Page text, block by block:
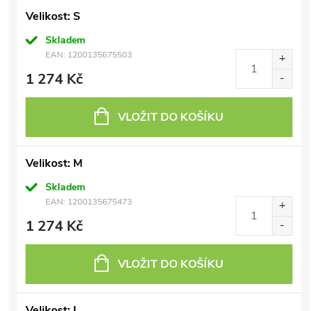
Velikost: S
Skladem
EAN: 1200135675503
1 274 Kč
VLOŽIT DO KOŠÍKU
Velikost: M
Skladem
EAN: 1200135675473
1 274 Kč
VLOŽIT DO KOŠÍKU